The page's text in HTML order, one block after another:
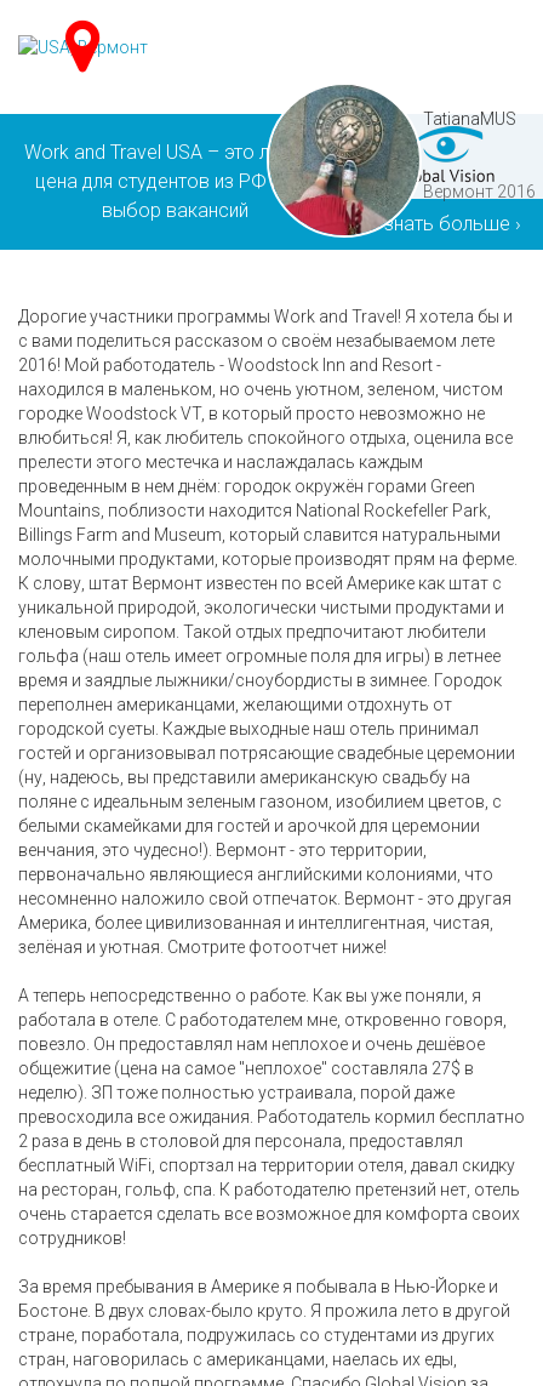
TatianaMUS
Вермонт 2016
Work and Travel USA – это лучшая
цена для студентов из РФ и РК,
выбор вакансий
Узнать больше ›
Дорогие участники программы Work and Travel! Я хотела бы и
с вами поделиться рассказом о своём незабываемом лете
2016! Мой работодатель - Woodstock Inn and Resort -
находился в маленьком, но очень уютном, зеленом, чистом
городке Woodstock VT, в который просто невозможно не
влюбиться! Я, как любитель спокойного отдыха, оценила все
прелести этого местечка и наслаждалась каждым
проведенным в нем днём: городок окружён горами Green
Mountains, поблизости находится National Rockefeller Park,
Billings Farm and Museum, который славится натуральными
молочными продуктами, которые производят прям на ферме.
К слову, штат Вермонт известен по всей Америке как штат с
уникальной природой, экологически чистыми продуктами и
кленовым сиропом. Такой отдых предпочитают любители
гольфа (наш отель имеет огромные поля для игры) в летнее
время и заядлые лыжники/сноубордисты в зимнее. Городок
переполнен американцами, желающими отдохнуть от
городской суеты. Каждые выходные наш отель принимал
гостей и организовывал потрясающие свадебные церемонии
(ну, надеюсь, вы представили американскую свадьбу на
поляне с идеальным зеленым газоном, изобилием цветов, с
белыми скамейками для гостей и арочкой для церемонии
венчания, это чудесно!). Вермонт - это территории,
первоначально являющиеся английскими колониями, что
несомненно наложило свой отпечаток. Вермонт - это другая
Америка, более цивилизованная и интеллигентная, чистая,
зелёная и уютная. Смотрите фотоотчет ниже!
А теперь непосредственно о работе. Как вы уже поняли, я
работала в отеле. С работодателем мне, откровенно говоря,
повезло. Он предоставлял нам неплохое и очень дешёвое
общежитие (цена на самое "неплохое" составляла 27$ в
неделю). ЗП тоже полностью устраивала, порой даже
превосходила все ожидания. Работодатель кормил бесплатно
2 раза в день в столовой для персонала, предоставлял
бесплатный WiFi, спортзал на территории отеля, давал скидку
на ресторан, гольф, спа. К работодателю претензий нет, отель
очень старается сделать все возможное для комфорта своих
сотрудников!
За время пребывания в Америке я побывала в Нью-Йорке и
Бостоне. В двух словах-было круто. Я прожила лето в другой
стране, поработала, подружилась со студентами из других
стран, наговорилась с американцами, наелась их еды,